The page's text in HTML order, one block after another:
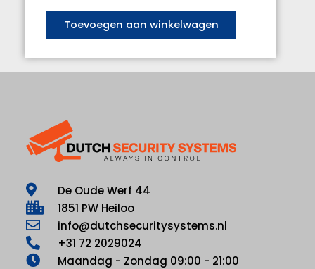
Toevoegen aan winkelwagen
De Oude Werf 44
1851 PW Heiloo
info@dutchsecuritysystems.nl
+31 72 2029024
Maandag - Zondag 09:00 - 21:00